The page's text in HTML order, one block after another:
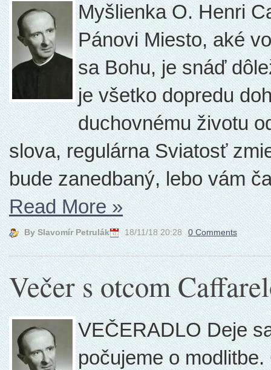
Myšlienka O. Henri
Pánovi Miesto, aké
sa Bohu, je snáď
je všetko dopredu
duchovnému životu
slova, regulárna Sviatosť
bude zanedbaný, lebo vám
Read More»
By Slavomír Petrulák 18/11/18 20:28 0 Comments
Večer s otcom
VEČERADLO Deje
počujeme o